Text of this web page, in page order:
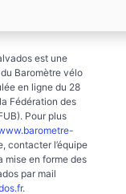
est une
Baromètre vélo
en ligne du 28
Fédération des
Pour plus
contacter l’équipe
mise en forme des
par mail
.